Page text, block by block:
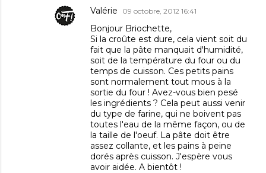
Valérie 09 octobre, 2012 16:41
Bonjour Briochette,
Si la croûte est dure, cela vient soit du
fait que la pâte manquait d'humidité,
soit de la température du four ou du
temps de cuisson. Ces petits pains
sont normalement tout mous à la
sortie du four ! Avez-vous bien pesé
les ingrédients ? Cela peut aussi venir
du type de farine, qui ne boivent pas
toutes l'eau de la même façon, ou de
la taille de l'oeuf. La pâte doit être
assez collante, et les pains à peine
dorés après cuisson. J'espère vous
avoir aidée. A bientôt !